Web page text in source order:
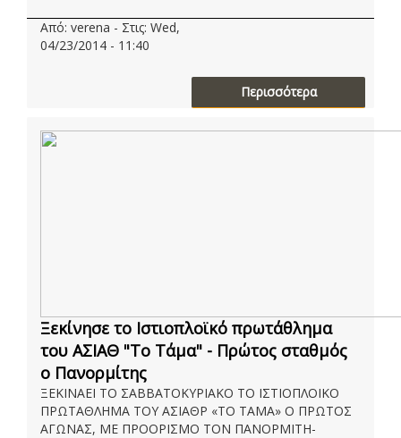
Από: verena - Στις: Wed,
04/23/2014 - 11:40
Περισσότερα
Ξεκίνησε το Ιστιοπλοϊκό πρωτάθλημα
του ΑΣΙΑΘ "Το Τάμα" - Πρώτος σταθμός
ο Πανορμίτης
ΞΕΚΙΝΑΕΙ ΤΟ ΣΑΒΒΑΤΟΚΥΡΙΑΚΟ ΤΟ ΙΣΤΙΟΠΛΟΙΚΟ
ΠΡΩΤΑΘΛΗΜΑ ΤΟΥ ΑΣΙΑΘΡ «ΤΟ ΤΑΜΑ» Ο ΠΡΩΤΟΣ
ΑΓΩΝΑΣ, ΜΕ ΠΡΟΟΡΙΣΜΟ ΤΟΝ ΠΑΝΟΡΜΙΤΗ-